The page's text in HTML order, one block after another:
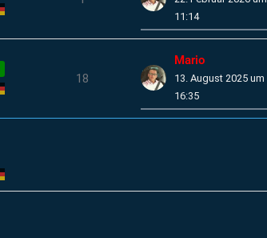
11:14
18
Mario
13. August 2025 um
16:35